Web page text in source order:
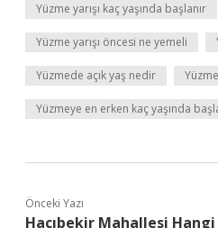
Yüzme yarışı kaç yaşında başlanır
Yüzme yarışı öncesi ne yemeli
Yüzmede açık yaş nedir
Yüzmeye en erken kaç yaşında
Önceki Yazı
Hacıbekir Mahallesi Hangi